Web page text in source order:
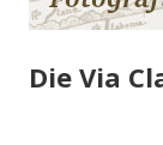
Die Via